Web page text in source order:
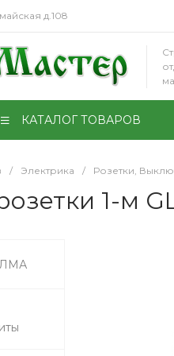
д.108
КАТАЛОГ ТОВАРОВ
/ Электрика / Розетки,
1-м